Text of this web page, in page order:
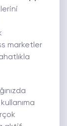
marketler